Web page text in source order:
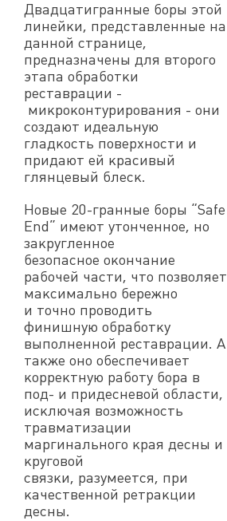
Двадцатигранные боры этой
линейки, представленные на
данной странице,
предназначены для второго
этапа обработки
реставрации -
микроконтурирования - они
создают идеальную
гладкость поверхности и
придают ей красивый
глянцевый блеск.
Новые 20-гранные боры “Safe
End” имеют утонченное, но
закругленное
безопасное окончание
рабочей части, что позволяет
максимально бережно
и точно проводить
финишную обработку
выполненной реставрации. А
также оно обеспечивает
корректную работу бора в
под- и придесневой области,
исключая возможность
травматизации
маргинального края десны и
круговой
связки, разумеется, при
качественной ретракции
десны.